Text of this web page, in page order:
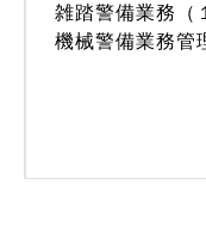
雑踏警備業務（
機械警備業務管